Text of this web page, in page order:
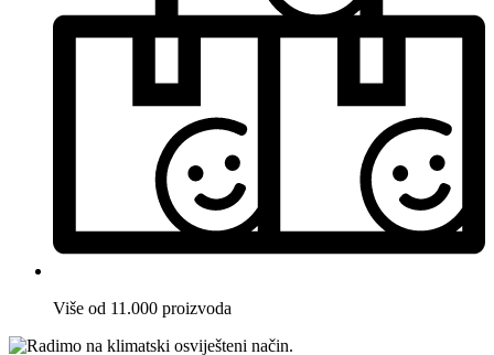
Više od 11.000 proizvoda